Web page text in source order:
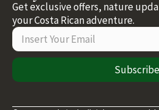
Get exclusive offers, nature
your Costa Rican adventure.
Subscribe